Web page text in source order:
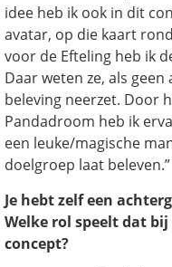
idee heb ik ook in dit
avatar, op die kaart
voor de Efteling heb ik
Daar weten ze, als
beleving neerzet. Door
Pandadroom heb ik
een leuke/magische
doelgroep laat beleven.”
Je hebt zelf een
Welke rol speelt dat
concept?